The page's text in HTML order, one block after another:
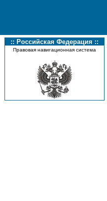
:: Российская Федерация ::
Правовая навигационная система